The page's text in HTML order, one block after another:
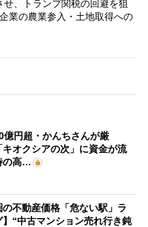
、トランプ関税の回避を狙
業の農業参入・土地取得への
億円超・かんちさんが厳
キオクシアの次」に資金が流
の高…
の不動産価格「危ない駅」ラ
】“中古マンション売れ行き鈍